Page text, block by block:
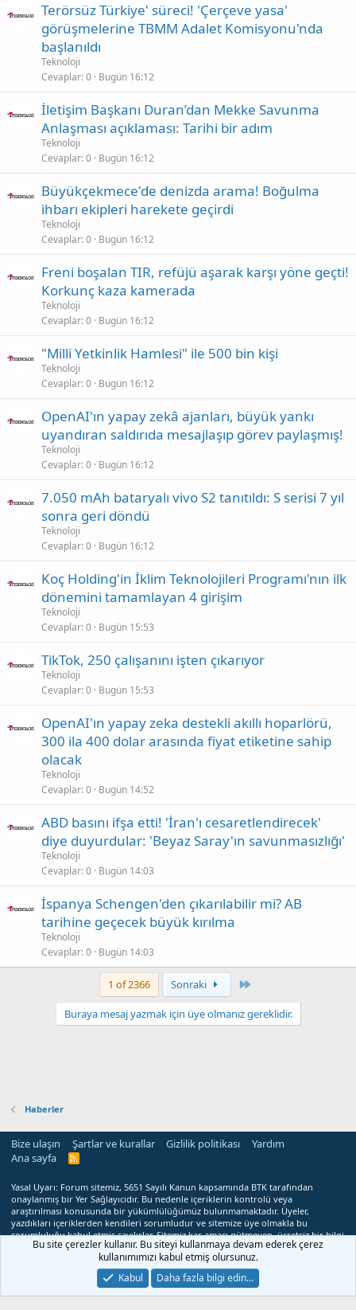
Terörsüz Türkiye' süreci! 'Çerçeve yasa'
görüşmelerine TBMM Adalet Komisyonu'nda
başlanıldı
Teknoloji
Cevaplar 0 Bugün 16:12
İletişim Başkanı Duran’dan Mekke Savunma
Anlaşması açıklaması: Tarihi bir adım
Teknoloji
Cevaplar 0 Bugün 16:12
Büyükçekmece'de denizda arama! Boğulma
ihbarı ekipleri harekete geçirdi
Teknoloji
Cevaplar 0 Bugün 16:12
Freni boşalan TIR, refüjü aşarak karşı yöne geçti!
Korkunç kaza kamerada
Teknoloji
Cevaplar 0 Bugün 16:12
"Milli Yetkinlik Hamlesi" ile 500 bin kişi
Teknoloji
Cevaplar 0 Bugün 16:12
OpenAI'ın yapay zekâ ajanları, büyük yankı
uyandıran saldırıda mesajlaşıp görev paylaşmış!
Teknoloji
Cevaplar 0 Bugün 16:12
7.050 mAh bataryalı vivo S2 tanıtıldı: S serisi 7 yıl
sonra geri döndü
Teknoloji
Cevaplar 0 Bugün 16:12
Koç Holding'in İklim Teknolojileri Programı'nın ilk
dönemini tamamlayan 4 girişim
Teknoloji
Cevaplar 0 Bugün 15:53
TikTok, 250 çalışanını işten çıkarıyor
Teknoloji
Cevaplar 0 Bugün 15:53
OpenAI'ın yapay zeka destekli akıllı hoparlörü,
300 ila 400 dolar arasında fiyat etiketine sahip
olacak
Teknoloji
Cevaplar 0 Bugün 14:52
ABD basını ifşa etti! 'İran'ı cesaretlendirecek'
diye duyurdular: 'Beyaz Saray'ın savunmasızlığı'
Teknoloji
Cevaplar 0 Bugün 14:03
İspanya Schengen'den çıkarılabilir mi? AB
tarihine geçecek büyük kırılma
Teknoloji
Cevaplar 0 Bugün 14:03
1 of 2366 Sonraki
Buraya mesaj yazmak için üye olmanız gereklidir.
Haberler
Bize ulaşın Şartlar ve kurallar Gizlilik politikası
Yardım
Ana sayfa
R
Yasal Uyarı: Forum sitemiz, 5651 Sayılı Kanun kapsamında BTK tarafından
onaylanmış bir Yer Sağlayıcıdır. Bu nedenle içeriklerin kontrolü veya
araştırılması konusunda bir yükümlülüğümüz bulunmamaktadır. Üyeler,
yazdıkları içeriklerden kendileri sorumludur ve sitemize üye olmakla bu
sorumluluğu kabul etmiş sayılırlar. Sitemiz kar amacı gütmeyen, ücretsiz bir bilgi
paylaşım merkezidir. Mevzuata veya hukuka aykırı olduğunu düşündüğünüz
cpanelusta@hotmail.comadresi üzerinden bize
ulaşabilirsiniz. Yasal süre içerisinde ilgili içerikler sitemizden kaldırılacaktır.
2024 - 2025
Bu site çerezler kullanır. Bu siteyi kullanmaya devam ederek çerez
kullanımımızı kabul etmiş olursunuz.
Kabul
Daha fazla bilgi edin…